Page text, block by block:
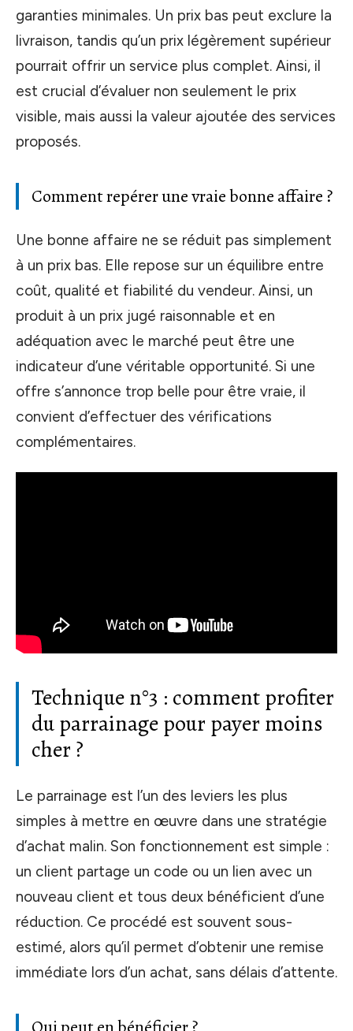
garanties minimales. Un prix bas peut exclure la
livraison, tandis qu’un prix légèrement supérieur
pourrait offrir un service plus complet. Ainsi, il
est crucial d’évaluer non seulement le prix
visible, mais aussi la valeur ajoutée des services
proposés.
Comment repérer une vraie bonne affaire ?
Une bonne affaire ne se réduit pas simplement
à un prix bas. Elle repose sur un équilibre entre
coût, qualité et fiabilité du vendeur. Ainsi, un
produit à un prix jugé raisonnable et en
adéquation avec le marché peut être une
indicateur d’une véritable opportunité. Si une
offre s’annonce trop belle pour être vraie, il
convient d’effectuer des vérifications
complémentaires.
Technique n°3 : comment profiter
du parrainage pour payer moins
cher ?
Le parrainage est l’un des leviers les plus
simples à mettre en œuvre dans une stratégie
d’achat malin. Son fonctionnement est simple :
un client partage un code ou un lien avec un
nouveau client et tous deux bénéficient d’une
réduction. Ce procédé est souvent sous-
estimé, alors qu’il permet d’obtenir une remise
immédiate lors d’un achat, sans délais d’attente.